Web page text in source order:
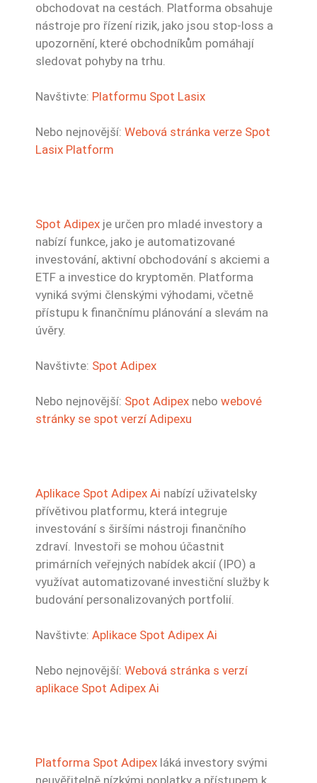
obchodovat na cestách. Platforma obsahuje
nástroje pro řízení rizik, jako jsou stop-loss a
upozornění, které obchodníkům pomáhají
sledovat pohyby na trhu.
Navštivte: Platformu Spot Lasix
Nebo nejnovější: Webová stránka verze Spot
Lasix Platform
Spot Adipex je určen pro mladé investory a
nabízí funkce, jako je automatizované
investování, aktivní obchodování s akciemi a
ETF a investice do kryptoměn. Platforma
vyniká svými členskými výhodami, včetně
přístupu k finančnímu plánování a slevám na
úvěry.
Navštivte: Spot Adipex
Nebo nejnovější: Spot Adipex nebo webové
stránky se spot verzí Adipexu
Aplikace Spot Adipex Ai nabízí uživatelsky
přívětivou platformu, která integruje
investování s širšími nástroji finančního
zdraví. Investoři se mohou účastnit
primárních veřejných nabídek akcií (IPO) a
využívat automatizované investiční služby k
budování personalizovaných portfolií.
Navštivte: Aplikace Spot Adipex Ai
Nebo nejnovější: Webová stránka s verzí
aplikace Spot Adipex Ai
Platforma Spot Adipex láká investory svými